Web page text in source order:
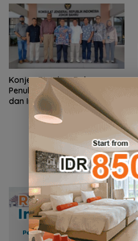
Konjen RI Johor Dukung
Penuh Family Rally Wisata
dan International Soccer
Batam Cup 2026